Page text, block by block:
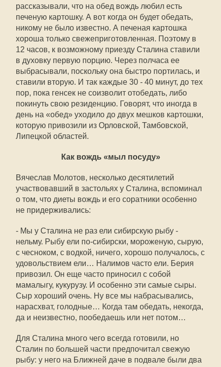
рассказывали, что на обед вождь любил есть
печеную картошку. А вот когда он будет обедать,
никому не было известно. А печеная картошка
хороша только свежеприготовленная. Поэтому в
12 часов, к возможному приезду Сталина ставили
в духовку первую порцию. Через полчаса ее
выбрасывали, поскольку она быстро портилась, и
ставили вторую. И так каждые 30 - 40 минут, до тех
пор, пока генсек не соизволит отобедать, либо
покинуть свою резиденцию. Говорят, что иногда в
день на «обед» уходило до двух мешков картошки,
которую привозили из Орловской, Тамбовской,
Липецкой областей.
Как вождь «мыл посуду»
Вячеслав Молотов, несколько десятилетий
участвовавший в застольях у Сталина, вспоминал
о том, что диеты вождь и его соратники особенно
не придерживались:
- Мы у Сталина не раз ели сибирскую рыбу -
нельму. Рыбу ели по-сибирски, мороженую, сырую,
с чесноком, с водкой, ничего, хорошо получалось, с
удовольствием ели… Налимов часто ели. Берия
привозил. Он еще часто приносил с собой
мамалыгу, кукурузу. И особенно эти самые сыры.
Сыр хороший очень. Ну все мы набрасывались,
нарасхват, голодные… Когда там обедать, некогда,
да и неизвестно, пообедаешь или нет потом…
Для Сталина много чего всегда готовили, но
Сталин по большей части предпочитал свежую
рыбу: у него на Ближней даче в подвале были два